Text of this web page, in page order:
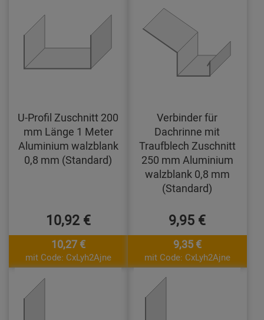
U-Profil Zuschnitt 200
mm Länge 1 Meter
Aluminium walzblank
0,8 mm (Standard)
10,92 €
10,27 €
mit Code: CxLyh2Ajne
Verbinder für
Dachrinne mit
Traufblech Zuschnitt
250 mm Aluminium
walzblank 0,8 mm
(Standard)
9,95 €
9,35 €
mit Code: CxLyh2Ajne